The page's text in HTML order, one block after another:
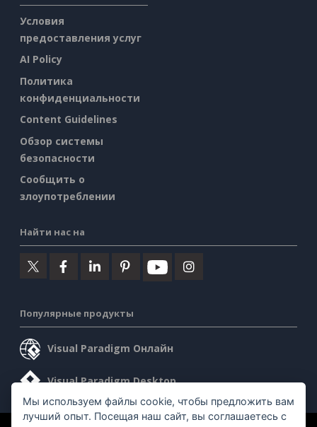
Условия
предоставления услуг
AI Policy
Политика
конфиденциальности
Content Guidelines
Обзор системы
безопасности
Сообщить о
злоупотреблении
Найти нас на
Популярные продукты
Visual Paradigm Онлайн
Visual Paradigm Desktop
Мы используем файлы cookie, чтобы предложить вам
лучший опыт. Посещая наш сайт, вы соглашаетесь с